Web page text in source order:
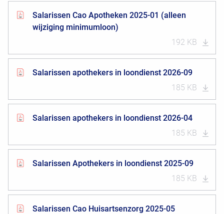
Salarissen Cao Apotheken 2025-01 (alleen
wijziging minimumloon)
192 KB
Salarissen apothekers in loondienst 2026-09
185 KB
Salarissen apothekers in loondienst 2026-04
185 KB
Salarissen Apothekers in loondienst 2025-09
185 KB
Salarissen Cao Huisartsenzorg 2025-05